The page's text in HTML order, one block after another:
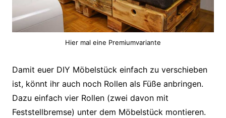
Hier mal eine Premiumvariante
Damit euer DIY Möbelstück einfach zu verschieben
ist, könnt ihr auch noch Rollen als Füße anbringen.
Dazu einfach vier Rollen (zwei davon mit
Feststellbremse) unter dem Möbelstück montieren.